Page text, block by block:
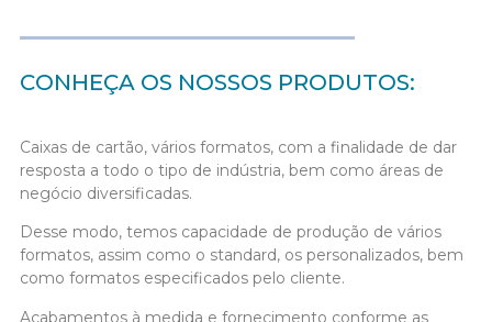
CONHEÇA OS NOSSOS PRODUTOS:
Caixas de cartão, vários formatos, com a finalidade de dar
resposta a todo o tipo de indústria, bem como áreas de
negócio diversificadas.
Desse modo, temos capacidade de produção de vários
formatos, assim como o standard, os personalizados, bem
como formatos especificados pelo cliente.
Acabamentos à medida e fornecimento conforme as